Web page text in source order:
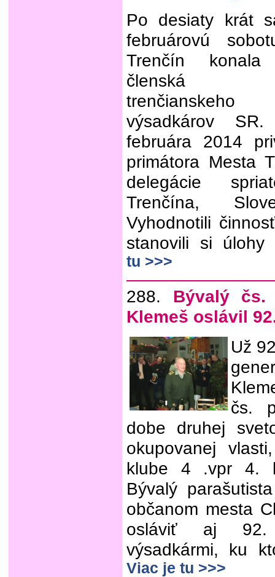
Po desiaty krát
februárovú
Trenčín konala
členská
trenčianskeho
výsadkárov
februára 2014
primátora Mesta
delegácie
Trenčína,
Vyhodnotili
stanovili si
tu >>>
288.
Bývalý čs.
Klemeš oslávil
Už
čs.
dobe druhej
okupovanej
klube 4 .vpr 4.
Bývalý
občanom mesta
osláviť aj 92.
výsadkármi, ku
Viac je tu >>>